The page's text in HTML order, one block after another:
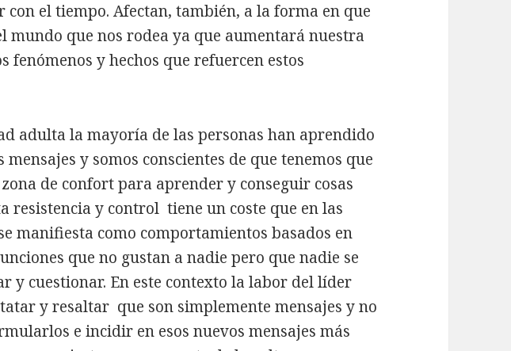
con el tiempo. Afectan, también, a la forma en que
mundo que nos rodea ya que aumentará nuestra
fenómenos y hechos que refuercen estos
adulta la mayoría de las personas han aprendido
y somos conscientes de que tenemos que
de confort para aprender y conseguir cosas
resistencia y control tiene un coste que en las
manifiesta como comportamientos basados en
que no gustan a nadie pero que nadie se
y cuestionar. En este contexto la labor del líder
y resaltar que son simplemente mensajes y no
e incidir en esos nuevos mensajes más